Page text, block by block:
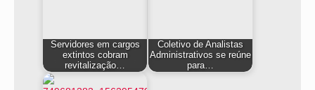
Servidores em cargos
extintos cobram
revitalização…
Coletivo de Analistas
Administrativos se reúne
para…